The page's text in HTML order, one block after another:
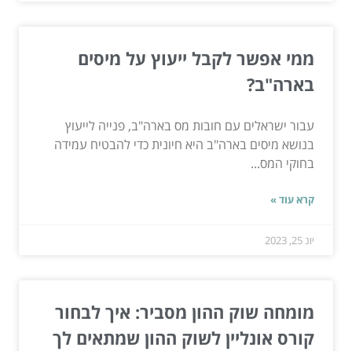
ממי אפשר לקבל ייעוץ על מיסים
בארה"ב?
עבור ישראלים עם חובות מס בארה"ב, פנייה לייעוץ
בנושא מיסים בארה"ב היא חיונית כדי להבטיח עמידה
בחוקי המס...
קרא עוד »
יונ 25, 2023
מומחה שוק ההון מסביר: איך לבחור
קורס אונליין לשוק ההון שמתאים לך